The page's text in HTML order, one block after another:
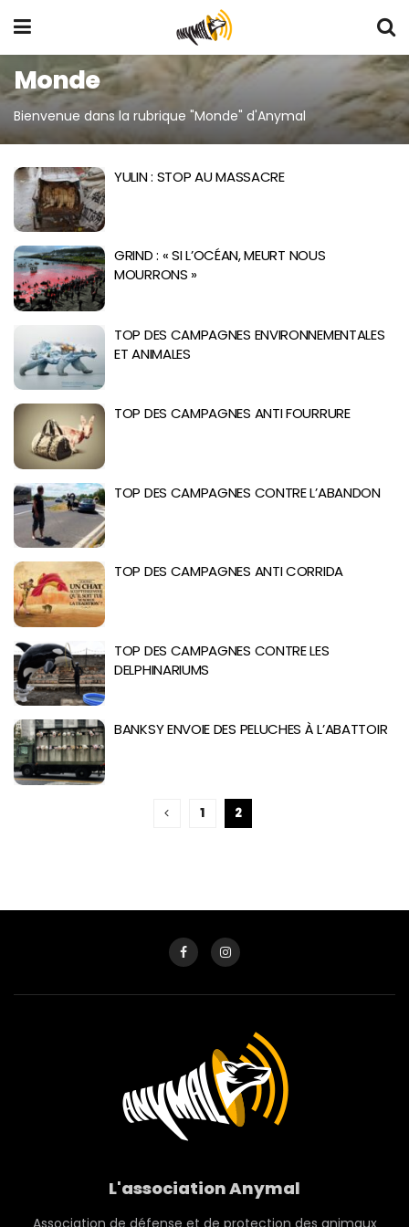
Monde
Bienvenue dans la rubrique "Monde" d'Anymal
YULIN : STOP AU MASSACRE
GRIND : « SI L’OCÉAN, MEURT NOUS
MOURRONS »
TOP DES CAMPAGNES ENVIRONNEMENTALES
ET ANIMALES
TOP DES CAMPAGNES ANTI FOURRURE
TOP DES CAMPAGNES CONTRE L’ABANDON
TOP DES CAMPAGNES ANTI CORRIDA
TOP DES CAMPAGNES CONTRE LES
DELPHINARIUMS
BANKSY ENVOIE DES PELUCHES À L’ABATTOIR
1 2
L'association Anymal
Association de défense et de protection des animaux